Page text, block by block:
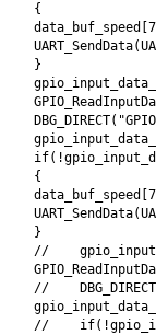
{
}
{
}
//
//
//